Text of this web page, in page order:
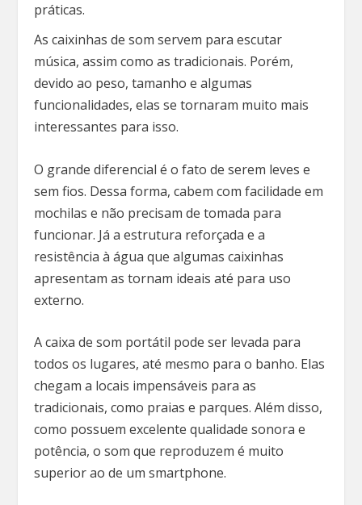
práticas.
As caixinhas de som servem para escutar
música, assim como as tradicionais. Porém,
devido ao peso, tamanho e algumas
funcionalidades, elas se tornaram muito mais
interessantes para isso.
O grande diferencial é o fato de serem leves e
sem fios. Dessa forma, cabem com facilidade em
mochilas e não precisam de tomada para
funcionar. Já a estrutura reforçada e a
resistência à água que algumas caixinhas
apresentam as tornam ideais até para uso
externo.
A caixa de som portátil pode ser levada para
todos os lugares, até mesmo para o banho. Elas
chegam a locais impensáveis para as
tradicionais, como praias e parques. Além disso,
como possuem excelente qualidade sonora e
potência, o som que reproduzem é muito
superior ao de um smartphone.